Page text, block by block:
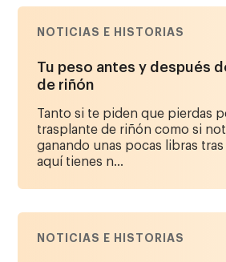
NOTICIAS E HISTORIAS
Tu peso antes y después
de riñón
Tanto si te piden que pierdas
trasplante de riñón como si
ganando unas pocas libras
aquí tienes n...
NOTICIAS E HISTORIAS